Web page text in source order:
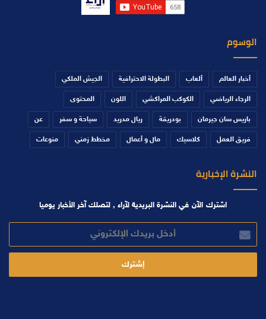
الوسوم
أخبار العالم ألعاب البطولة الاحترافية الجيش الملكي
الرجاء الرياضي الكوكب المراكشي اللون المحتوى
باريس سان جيرمان بودريقة ريال مدريد سياحة و سفر عن
فريق العمل كلاسيك مال و أعمال مخطط زمني منوعات
النشرة الإخبارية
اشترك الآن في النشرة البريدية لآراء , لتصلك آخر الأخبار يوميا
بريدك
الإلكتروني